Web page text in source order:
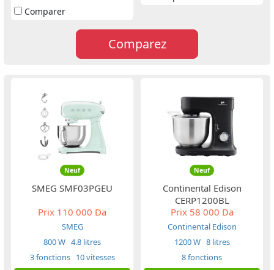
Comparer
Comparez
Neuf
SMEG SMF03PGEU
Prix 110 000 Da
SMEG
800 W 4.8 litres
3 fonctions 10 vitesses
Neuf
Continental Edison
CERP1200BL
Prix58 000 Da
Continental Edison
1200 W 8 litres
8 fonctions